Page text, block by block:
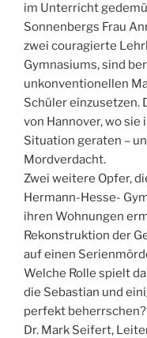
im Unterricht
Sonnenbergs Frau
zwei couragierte
Gymnasiums, sind
unkonventionellen
Schüler einzusetzen.
von Hannover, wo
Situation geraten –
Mordverdacht.
Zwei weitere Opfer,
Hermann-Hesse-
ihren Wohnungen
Rekonstruktion der
auf einen
Welche Rolle spielt
die Sebastian und
perfekt beherrschen?
Dr. Mark Seifert,